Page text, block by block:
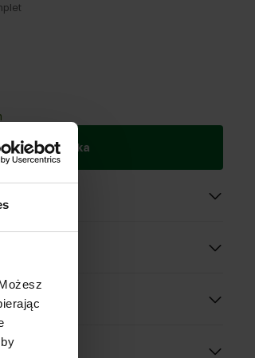
do koszyka